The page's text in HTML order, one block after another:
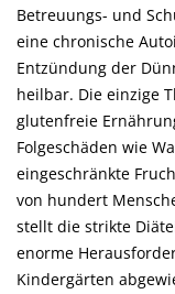
Betreuungs- und
eine chronische
Entzündung der
heilbar. Die einzige
glutenfreie
Folgeschäden wie
eingeschränkte
von hundert
stellt die strikte
enorme
Kindergärten